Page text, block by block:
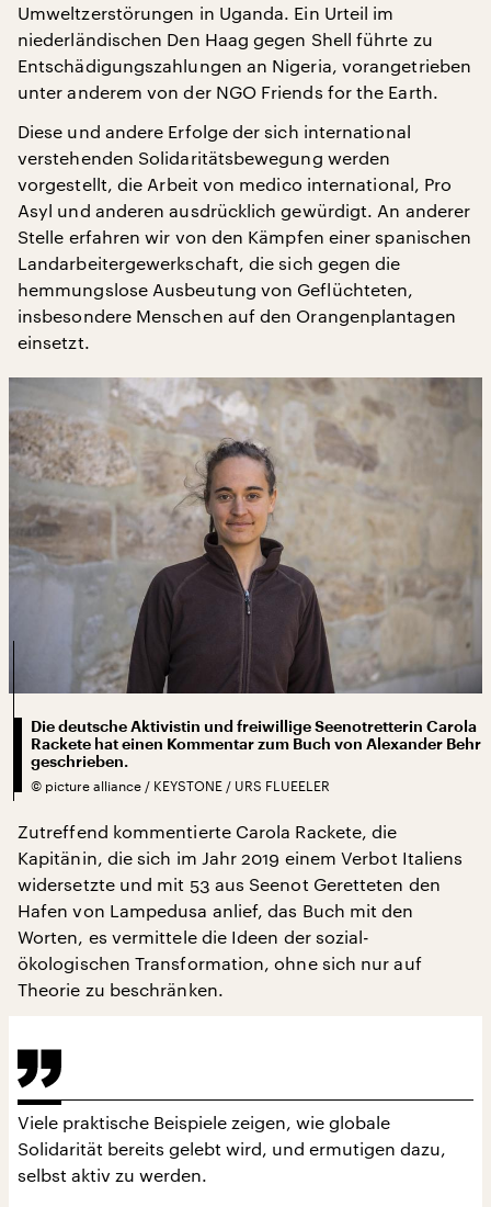
Umweltzerstörungen in Uganda. Ein Urteil im
niederländischen Den Haag gegen Shell führte zu
Entschädigungszahlungen an Nigeria, vorangetrieben
unter anderem von der NGO Friends for the Earth.
Diese und andere Erfolge der sich international
verstehenden Solidaritätsbewegung werden
vorgestellt, die Arbeit von medico international, Pro
Asyl und anderen ausdrücklich gewürdigt. An anderer
Stelle erfahren wir von den Kämpfen einer spanischen
Landarbeitergewerkschaft, die sich gegen die
hemmungslose Ausbeutung von Geflüchteten,
insbesondere Menschen auf den Orangenplantagen
einsetzt.
Die deutsche Aktivistin und freiwillige Seenotretterin Carola
Rackete hat einen Kommentar zum Buch von Alexander Behr
geschrieben.
© picture alliance / KEYSTONE / URS FLUEELER
Zutreffend kommentierte Carola Rackete, die
Kapitänin, die sich im Jahr 2019 einem Verbot Italiens
widersetzte und mit 53 aus Seenot Geretteten den
Hafen von Lampedusa anlief, das Buch mit den
Worten, es vermittele die Ideen der sozial-
ökologischen Transformation, ohne sich nur auf
Theorie zu beschränken.
Viele praktische Beispiele zeigen, wie globale
Solidarität bereits gelebt wird, und ermutigen dazu,
selbst aktiv zu werden.